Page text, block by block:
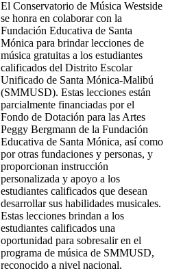
El Conservatorio de Música Westside
se honra en colaborar con la
Fundación Educativa de Santa
Mónica para brindar lecciones de
música gratuitas a los estudiantes
calificados del Distrito Escolar
Unificado de Santa Mónica-Malibú
(SMMUSD). Estas lecciones están
parcialmente financiadas por el
Fondo de Dotación para las Artes
Peggy Bergmann de la Fundación
Educativa de Santa Mónica, así como
por otras fundaciones y personas, y
proporcionan instrucción
personalizada y apoyo a los
estudiantes calificados que desean
desarrollar sus habilidades musicales.
Estas lecciones brindan a los
estudiantes calificados una
oportunidad para sobresalir en el
programa de música de SMMUSD,
reconocido a nivel nacional.